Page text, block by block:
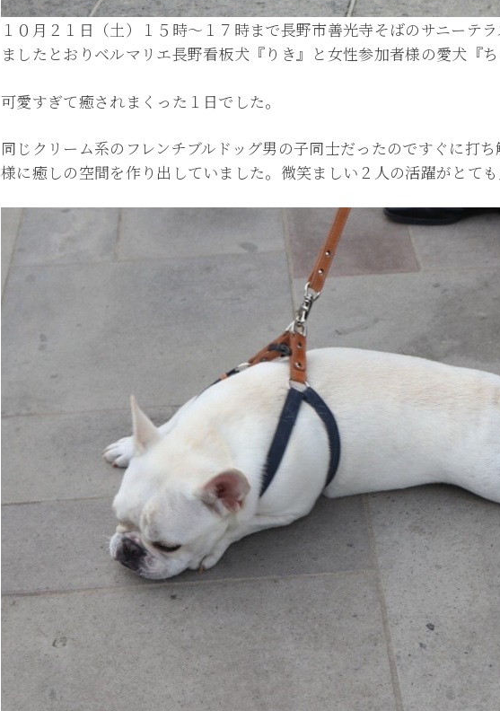
１０月２１日（土）１５時〜１７時まで長野市善光寺そばのサニーテ
ましたとおりベルマリエ長野看板犬『りき』と女性参加者様の愛犬『
可愛すぎて癒されまくった１日でした。
同じクリーム系のフレンチブルドッグ男の子同士だったのですぐに打
様に癒しの空間を作り出していました。微笑ましい２人の活躍がとても